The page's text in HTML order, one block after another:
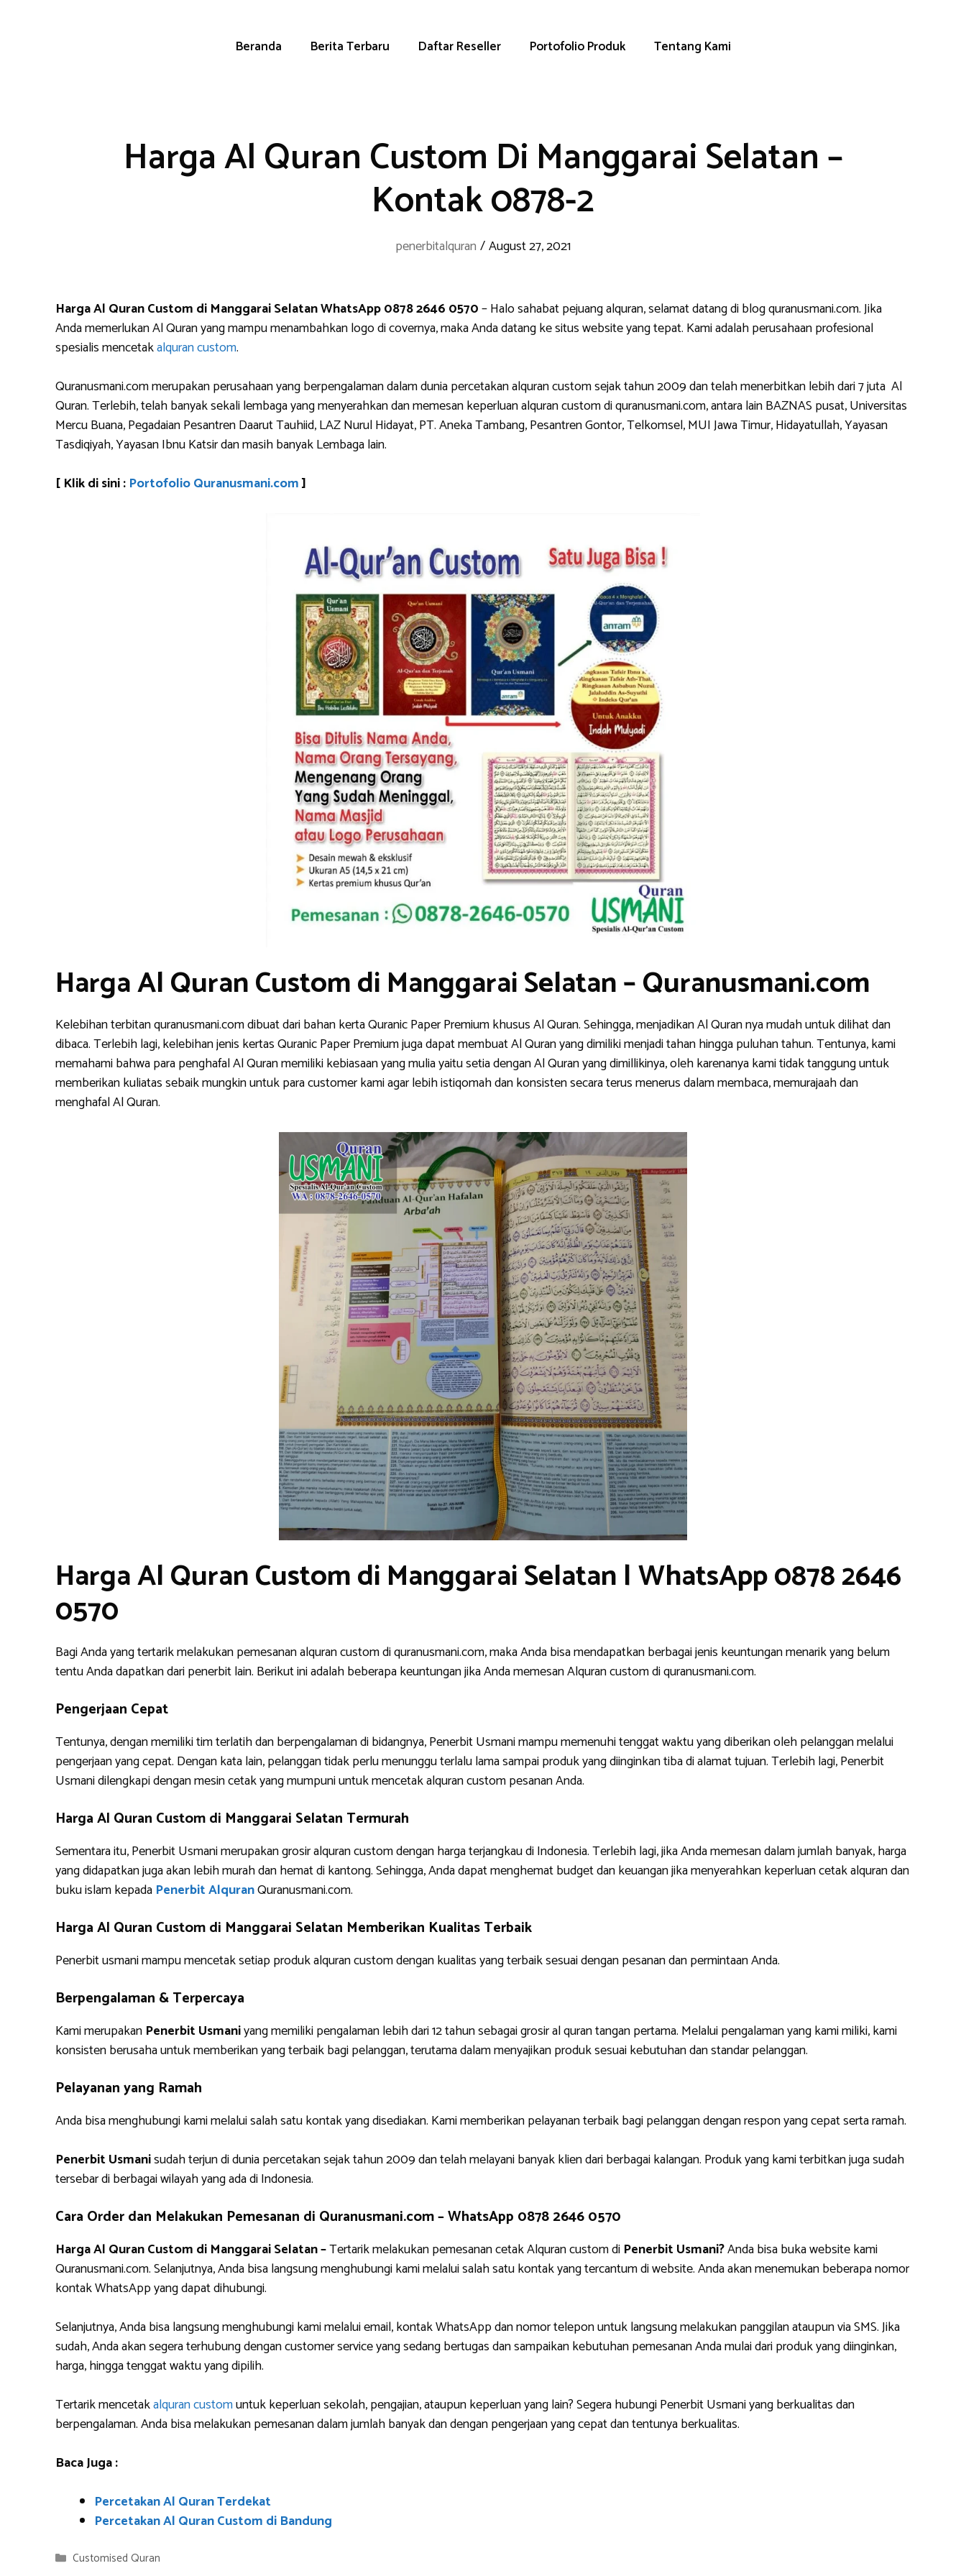
Beranda Berita Terbaru Daftar Reseller Portofolio Produk Tentang Kami
Harga Al Quran Custom Di Manggarai Selatan –
Kontak 0878-2
penerbitalquran /August 27, 2021
Harga Al Quran Custom di Manggarai Selatan WhatsApp 0878 2646 0570– Halo sahabat pejuang alquran, selamat datang di blog quranusmani.com. Jika
Anda memerlukan Al Quran yang mampu menambahkan logo di covernya, maka Anda datang ke situs website yang tepat. Kami adalah perusahaan profesional
spesialis mencetakalquran custom.
Quranusmani.com merupakan perusahaan yang berpengalaman dalam dunia percetakan alquran custom sejak tahun 2009 dan telah menerbitkan lebih dari 7 juta Al
Quran. Terlebih, telah banyak sekali lembaga yang menyerahkan dan memesan keperluan alquran custom di quranusmani.com, antara lain BAZNAS pusat, Universitas
Mercu Buana, Pegadaian Pesantren Daarut Tauhiid, LAZ Nurul Hidayat, PT. Aneka Tambang, Pesantren Gontor, Telkomsel, MUI Jawa Timur, Hidayatullah, Yayasan
Tasdiqiyah, Yayasan Ibnu Katsir dan masih banyak Lembaga lain.
[ Klik di sini : Portofolio Quranusmani.com]
Harga Al Quran Custom di Manggarai Selatan – Quranusmani.com
Kelebihan terbitan quranusmani.com dibuat dari bahan kerta Quranic Paper Premium khusus Al Quran. Sehingga, menjadikan Al Quran nya mudah untuk dilihat dan
dibaca. Terlebih lagi, kelebihan jenis kertas Quranic Paper Premium juga dapat membuat Al Quran yang dimiliki menjadi tahan hingga puluhan tahun. Tentunya, kami
memahami bahwa para penghafal Al Quran memiliki kebiasaan yang mulia yaitu setia dengan Al Quran yang dimillikinya, oleh karenanya kami tidak tanggung untuk
memberikan kuliatas sebaik mungkin untuk para customer kami agar lebih istiqomah dan konsisten secara terus menerus dalam membaca, memurajaah dan
menghafal Al Quran.
Harga Al Quran Custom di Manggarai Selatan | WhatsApp 0878 2646
0570
Bagi Anda yang tertarik melakukan pemesanan alquran custom di quranusmani.com, maka Anda bisa mendapatkan berbagai jenis keuntungan menarik yang belum
tentu Anda dapatkan dari penerbit lain. Berikut ini adalah beberapa keuntungan jika Anda memesan Alquran custom di quranusmani.com.
Pengerjaan Cepat
Tentunya, dengan memiliki tim terlatih dan berpengalaman di bidangnya, Penerbit Usmani mampu memenuhi tenggat waktu yang diberikan oleh pelanggan melalui
pengerjaan yang cepat. Dengan kata lain, pelanggan tidak perlu menunggu terlalu lama sampai produk yang diinginkan tiba di alamat tujuan. Terlebih lagi, Penerbit
Usmani dilengkapi dengan mesin cetak yang mumpuni untuk mencetak alquran custom pesanan Anda.
Harga Al Quran Custom di Manggarai Selatan Termurah
Sementara itu, Penerbit Usmani merupakan grosir alquran custom dengan harga terjangkau di Indonesia. Terlebih lagi, jika Anda memesan dalam jumlah banyak, harga
yang didapatkan juga akan lebih murah dan hemat di kantong. Sehingga, Anda dapat menghemat budget dan keuangan jika menyerahkan keperluan cetak alquran dan
buku islam kepada Penerbit AlquranQuranusmani.com.
Harga Al Quran Custom di Manggarai Selatan Memberikan Kualitas Terbaik
Penerbit usmani mampu mencetak setiap produk alquran custom dengan kualitas yang terbaik sesuai dengan pesanan dan permintaan Anda.
Berpengalaman & Terpercaya
Kami merupakan Penerbit Usmaniyang memiliki pengalaman lebih dari 12 tahun sebagai grosir al quran tangan pertama. Melalui pengalaman yang kami miliki, kami
konsisten berusaha untuk memberikan yang terbaik bagi pelanggan, terutama dalam menyajikan produk sesuai kebutuhan dan standar pelanggan.
Pelayanan yang Ramah
Anda bisa menghubungi kami melalui salah satu kontak yang disediakan. Kami memberikan pelayanan terbaik bagi pelanggan dengan respon yang cepat serta ramah.
Penerbit Usmanisudah terjun di dunia percetakan sejak tahun 2009 dan telah melayani banyak klien dari berbagai kalangan. Produk yang kami terbitkan juga sudah
tersebar di berbagai wilayah yang ada di Indonesia.
Cara Order dan Melakukan Pemesanan di Quranusmani.com –WhatsApp 0878 2646 0570
Harga Al Quran Custom di Manggarai Selatan –Tertarik melakukan pemesanan cetak Alquran custom di Penerbit Usmani?Anda bisa buka website kami
Quranusmani.com. Selanjutnya, Anda bisa langsung menghubungi kami melalui salah satu kontak yang tercantum di website. Anda akan menemukan beberapa nomor
kontak WhatsApp yang dapat dihubungi.
Selanjutnya, Anda bisa langsung menghubungi kami melalui email, kontak WhatsApp dan nomor telepon untuk langsung melakukan panggilan ataupun via SMS. Jika
sudah, Anda akan segera terhubung dengan customer service yang sedang bertugas dan sampaikan kebutuhan pemesanan Anda mulai dari produk yang diinginkan,
harga, hingga tenggat waktu yang dipilih.
Tertarik mencetakalquran customuntuk keperluan sekolah, pengajian, ataupun keperluan yang lain? Segera hubungi Penerbit Usmani yang berkualitas dan
berpengalaman. Anda bisa melakukan pemesanan dalam jumlah banyak dan dengan pengerjaan yang cepat dan tentunya berkualitas.
Baca Juga :
Percetakan Al Quran Terdekat
Percetakan Al Quran Custom di Bandung
Categories
Customised Quran